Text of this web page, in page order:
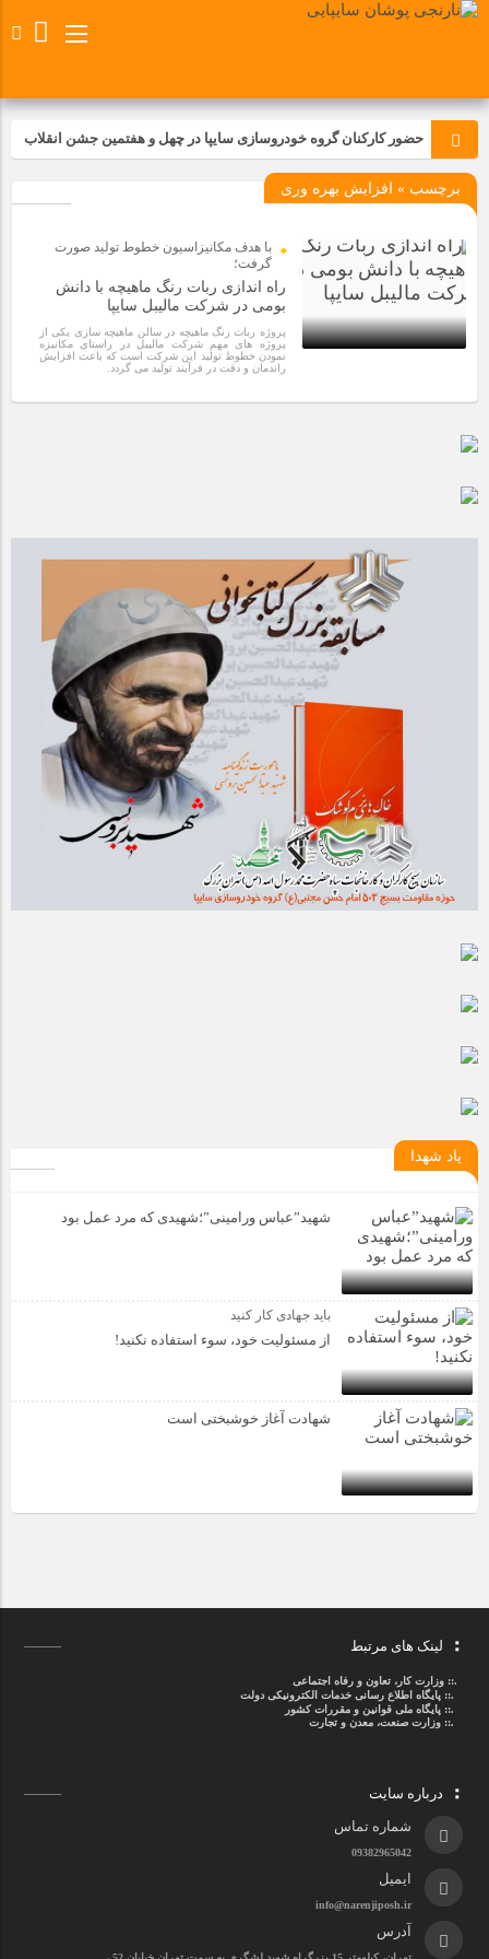
حضور کارکنان گروه خودروسازی سایپا در چهل و هفتمین جشن انقلاب
تجدید بیعت کارکنان شرکت پارس خودرو با آرمان های رهبر کبیر و فقید
مسابقات ورزشی در مگاموتوربا استقبال کارکنان برگزار شد
مراسم عزاداری و ذکرمصیبت سالروز شهادت امام محمدتقی(ع) در
شرکت زامیاد
مراسم گرامیداشت سالروز آزادسازی خرمشهر در نمازخانه فاطمیه
مگاموتور
تیم شهدای مگاموتور در بزرگترین مسابقات گل کوچک جهان شرکت
برچسب » افزایش بهره وری
با هدف مکانیزاسیون خطوط تولید صورت
گرفت؛
راه اندازی ربات رنگ ماهیچه با دانش
بومی در شرکت مالیبل سایپا
پروژه ربات رنگ ماهیچه در سالن ماهیچه سازی یکی از
پروژه های مهم شرکت مالیبل در راستای مکانیزه
نمودن خطوط تولید این شرکت است که باعث افزایش
راندمان و دقت در فرآیند تولید می گردد.
یاد شهدا
شهید”عباس ورامینی”؛شهیدی که مرد عمل بود
باید جهادی کار کنید
از مسئولیت خود، سوء استفاده نکنید!
شهادت آغاز خوشبختی است
لینک های مرتبط
.::وزارت کار، تعاون و رفاه اجتماعی
.::پایگاه اطلاع رسانی خدمات الکترونیکی دولت
.::پایگاه ملی قوانین و مقررات کشور
.:: وزارت صنعت، معدن و تجارت
درباره سایت
شماره تماس
09382965042
ایمیل
info@narenjiposh.ir
آدرس